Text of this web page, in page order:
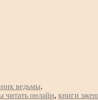
ведьмы.
читать онлайн, книги